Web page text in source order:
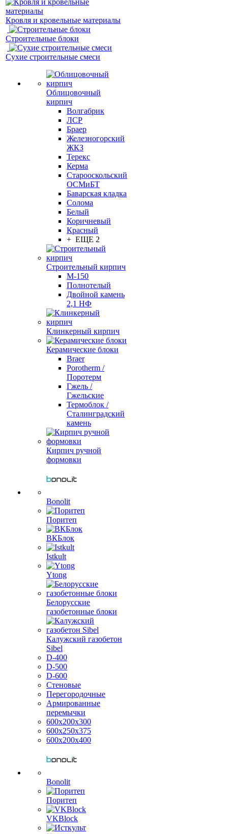
Кровля и кровельные материалы
Строительные блоки
Сухие строительные смеси
Облицовочный
кирпич
Волгабрик
ЛСР
Браер
Железногорский
ЖКЗ
Терекс
Керма
Старооскольский
ОСМиБТ
Баварская кладка
Солома
Белый
Коричневый
Красный
+ ЕЩЕ 2
Строительный кирпич
М-150
Полнотелый
Двойной камень
2,1 НФ
Клинкерный кирпич
Керамические блоки
Braer
Porotherm /
Поротерм
Гжель /
Гжельские
Термоблок /
Сталинградский
камень
Кирпич ручной
формовки
Bonolit
Поритеп
ВКБлок
Istkult
Ytong
Белорусские
газобетонные блоки
Калужский газобетон
Sibel
D-400
D-500
D-600
Стеновые
Перегородочные
Армированные
перемычки
600х200х300
600х250х375
600х200х400
Bonolit
Поритеп
VKBlock